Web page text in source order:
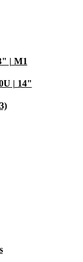
| M1
| 14"